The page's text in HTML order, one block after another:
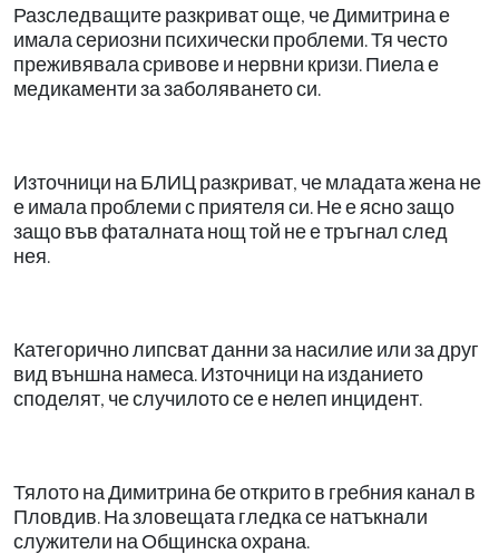
Разследващите разкриват още, че Димитрина е
имала сериозни психически проблеми. Тя често
преживявала сривове и нервни кризи. Пиела е
медикаменти за заболяването си.
Източници на БЛИЦ разкриват, че младата жена не
е имала проблеми с приятеля си. Не е ясно защо
защо във фаталната нощ той не е тръгнал след
нея.
Категорично липсват данни за насилие или за друг
вид външна намеса. Източници на изданието
споделят, че случилото се е нелеп инцидент.
Тялото на Димитрина бе открито в гребния канал в
Пловдив. На зловещата гледка се натъкнали
служители на Общинска охрана.